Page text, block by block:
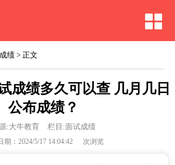
绩 > 正文
成绩多久可以查 几月几日
公布成绩？
:大牛教育 栏目:面试成绩
期：2024/5/17 14:04:42 次浏览